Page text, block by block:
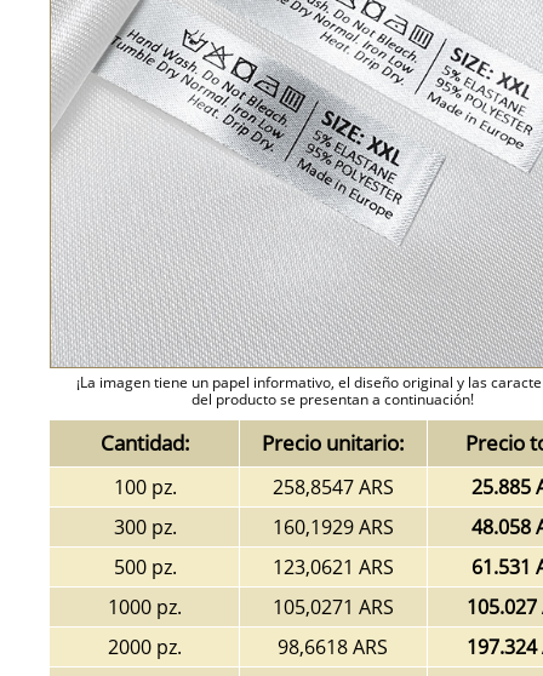
¡La imagen tiene un papel informativo, el diseño original y las
del producto se presentan a continuación!
Cantidad: Precio unitario: Precio
100 pz. 258,8547 ARS
25.885
300 pz.
160,1929 ARS
48.058
500 pz.
123,0621 ARS
61.531
1000 pz.
105,0271 ARS
105.027
2000 pz.
98,6618 ARS
197.324